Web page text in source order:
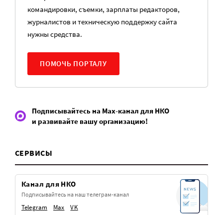
командировки, съемки, зарплаты редакторов,
журналистов и техническую поддержку сайта
нужны средства.
ПОМОЧЬ ПОРТАЛУ
Подписывайтесь на Max-канал для НКО
и развивайте вашу организацию!
СЕРВИСЫ
Канал для НКО
Подписывайтесь на наш телеграм-канал
Telegram Max VK